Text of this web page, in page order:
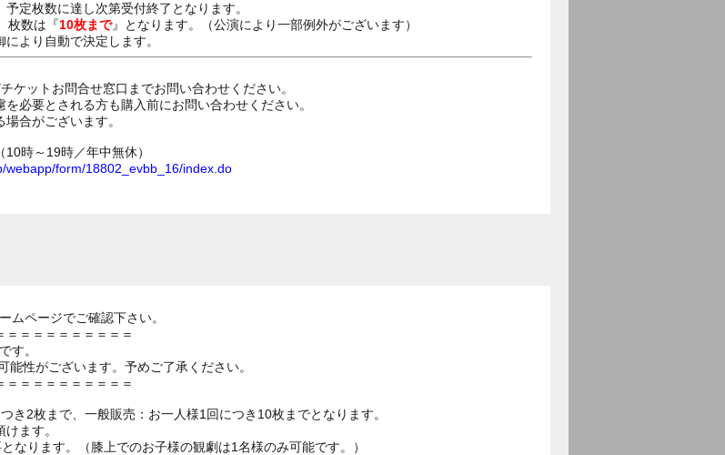
定枚数に達し次第受付終了となります。
枚数は『10枚まで』となります。（公演により一部例外がございます）
より自動で決定します。
ケットお問合せ窓口までお問い合わせください。
必要とされる方も購入前にお問い合わせください。
合がございます。
時～19時／年中無休）
webapp/form/18802_evbb_16/index.do
ページでご確認下さい。
＝＝＝＝＝＝＝＝＝＝
す。
性がございます。予めご了承ください。
＝＝＝＝＝＝＝＝＝＝
2枚まで、一般販売：お一人様1回につき10枚までとなります。
ます。
ります。（膝上でのお子様の観劇は1名様のみ可能です。）